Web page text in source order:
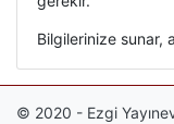
Bilgilerinize sunar,
© 2020 - Ezgi